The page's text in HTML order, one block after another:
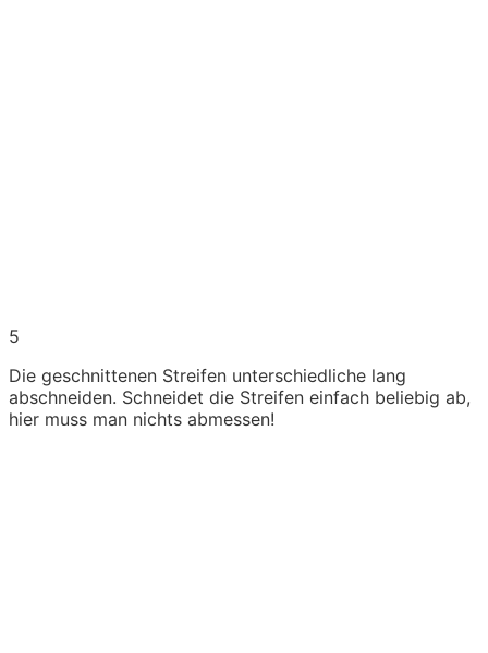
5
Die geschnittenen Streifen unterschiedliche lang
abschneiden. Schneidet die Streifen einfach beliebig ab,
hier muss man nichts abmessen!